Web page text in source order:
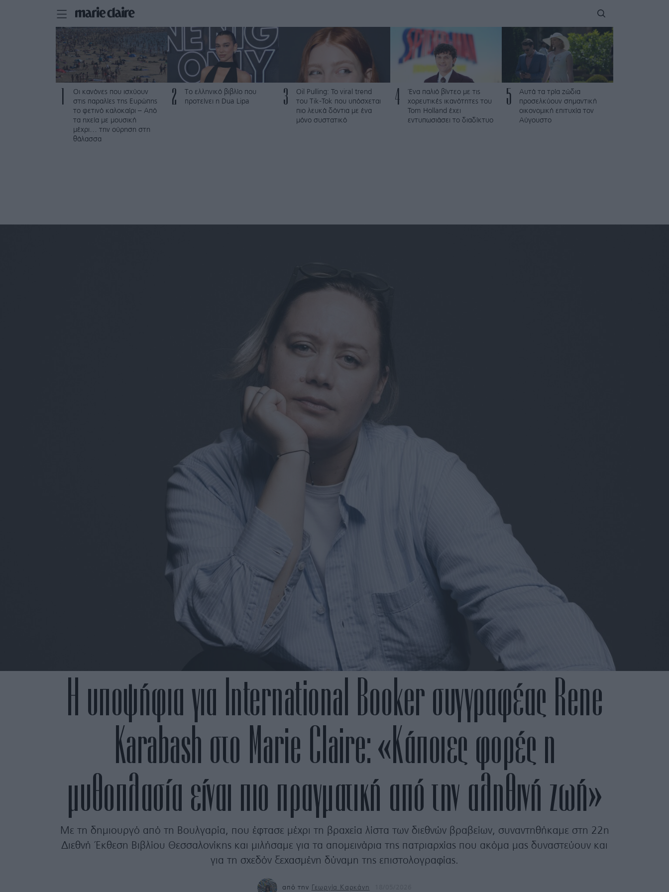
Οι κανόνες που ισχύουν
στις παραλίες της Ευρώπης
το φετινό καλοκαίρι – Από
τα ηχεία με μουσική
μέχρι… την ούρηση στη
θάλασσα
2
Το ελληνικό βιβλίο που
προτείνει η Dua Lipa
3
Oil Pulling: To viral trend
του Tik-Tok που υπόσχεται
πιο λευκά δόντια με ένα
μόνο συστατικό
4
Ένα παλιό βίντεο με τις
χορευτικές ικανότητες του
Tom Holland έχει
εντυπωσιάσει το διαδίκτυο
5
Αυτά τα τρία ζώδια
προσελκύουν σημαντική
οικονομική επιτυχία τον
Αύγουστο
Η υποψήφια για International Booker συγγραφέας Rene
Karabash στο Marie Claire: «Κάποιες φορές η
μυθοπλασία είναι πιο πραγματική από την αληθινή ζωή»
Με τη δημιουργό από τη Βουλγαρία, που έφτασε μέχρι τη βραχεία λίστα των διεθνών βραβείων, συναντηθήκαμε στη 22η
Διεθνή Έκθεση Βιβλίου Θεσσαλονίκης και μιλήσαμε για τα απομεινάρια της πατριαρχίας που ακόμα μας δυναστεύουν και
για τη σχεδόν ξεχασμένη δύναμη της επιστολογραφίας.
από την Γεωργία Καρκάνη